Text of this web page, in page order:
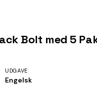
Bolt med 5
UDGAVE
Engelsk